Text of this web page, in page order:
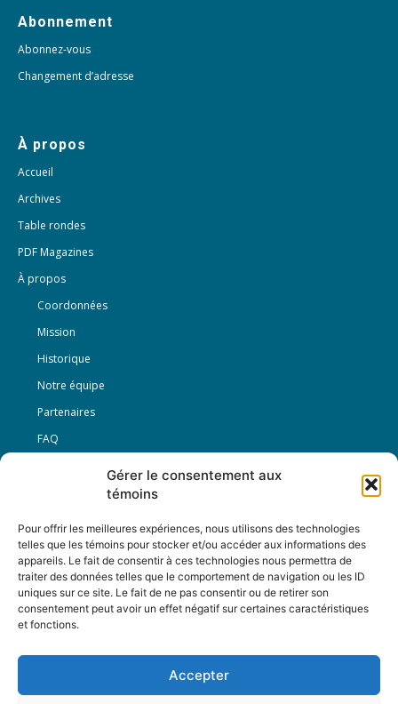
Gérer le consentement aux
témoins
Pour offrir les meilleures expériences, nous utilisons des technologies
telles que les témoins pour stocker et/ou accéder aux informations des
appareils. Le fait de consentir à ces technologies nous permettra de
traiter des données telles que le comportement de navigation ou les ID
uniques sur ce site. Le fait de ne pas consentir ou de retirer son
consentement peut avoir un effet négatif sur certaines caractéristiques
et fonctions.
Accepter
Abonnement
Abonnez-vous
Changement d’adresse
À propos
Accueil
Archives
Table rondes
PDF Magazines
À propos
Coordonnées
Mission
Historique
Notre équipe
Partenaires
FAQ
Conditions générales
Nous Suivre
Contactez-nous :
12-3894 rue Sainte-Catherine Est,